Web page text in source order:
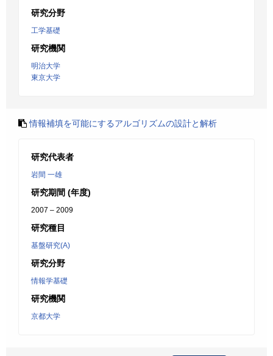
研究分野
工学基礎
研究機関
明治大学
東京大学
情報補填を可能にするアルゴリズムの設計と解析
研究代表者
岩間 一雄
研究期間 (年度)
2007 – 2009
研究種目
基盤研究(A)
研究分野
情報学基礎
研究機関
京都大学